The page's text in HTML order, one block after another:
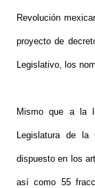
Revolución
proyecto de
Legislativo, los
Mismo que a la
Legislatura de la
dispuesto en los
así como 55